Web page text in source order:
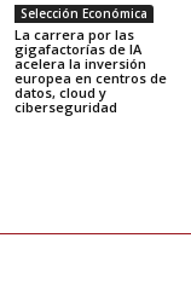
Selección Económica
La carrera por las
gigafactorías de IA
acelera la inversión
europea en centros de
datos, cloud y
ciberseguridad